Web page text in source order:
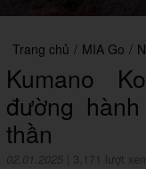
Trang chủ / MIA Go /
Kumano
đường
thần
02.01.2025 3,171 lượt xem